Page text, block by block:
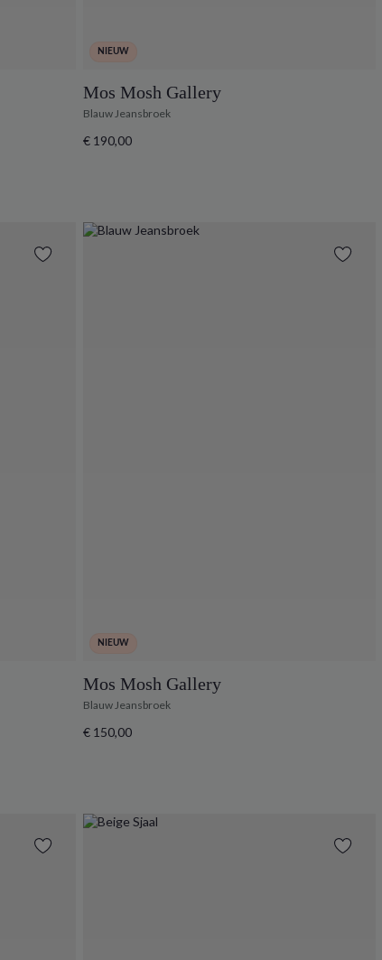
NIEUW
Mos Mosh Gallery
Blauw Jeansbroek
€ 190,00
NIEUW
Mos Mosh Gallery
Blauw Jeansbroek
€ 150,00